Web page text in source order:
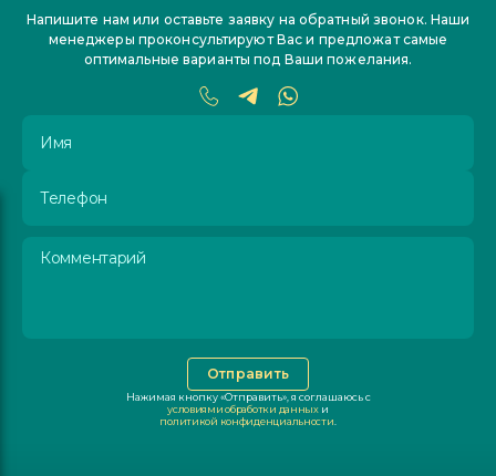
Напишите нам или оставьте заявку на обратный звонок. Наши
менеджеры проконсультируют Вас и предложат самые
оптимальные варианты под Ваши пожелания.
Комментарий
Нажимая кнопку «Отправить», я соглашаюсь с
условиями обработки данныхи
политикой конфиденциальности
Отправить